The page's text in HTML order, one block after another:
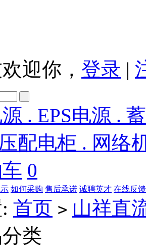
迎你， 登录 |
. EPS电源 .
配电柜 . 网络
0
如何采购 售后承诺 诚聘英才 在线反馈
首页 > 山祥直
类